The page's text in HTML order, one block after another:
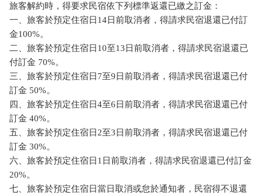
旅客解約時，得要求民宿依下列標準返還已繳之訂金：
一、旅客於預定住宿日14日前取消者，得請求民宿退還已付訂
金100%。
二、旅客於預定住宿日10至13日前取消者，得請求民宿退還已
付訂金 70%。
三、旅客於預定住宿日7至9日前取消者，得請求民宿退還已付
訂金 50%。
四、旅客於預定住宿日4至6日前取消者，得請求民宿退還已付
訂金 40%。
五、旅客於預定住宿日2至3日前取消者，得請求民宿退還已付
訂金 30%。
六、旅客於預定住宿日1日前取消者，得請求民宿退還已付訂金
20%。
七、旅客於預定住宿日當日取消或怠於通知者，民宿得不退還